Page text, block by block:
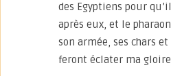
des Egyptiens pour
après eux, et le
son armée, ses chars
feront éclater ma